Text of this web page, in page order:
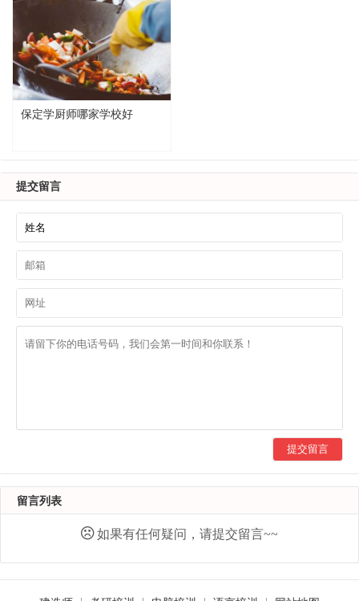
保定学厨师哪家学校好
提交留言
提交留言
留言列表
如果有任何疑问，请提交留言~~